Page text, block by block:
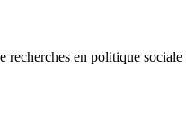
en politique